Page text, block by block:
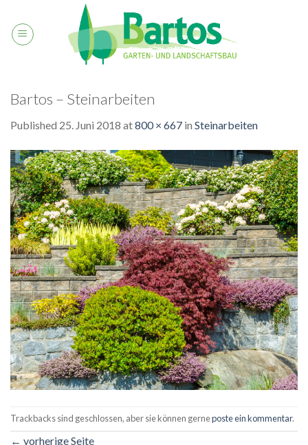
content
Bartos – Steinarbeiten
Published 25. Juni 2018 at800 × 667 in Steinarbeiten
Trackbacks sind geschlossen, aber sie können gerneposte ein kommentar.
← vorherige Seite